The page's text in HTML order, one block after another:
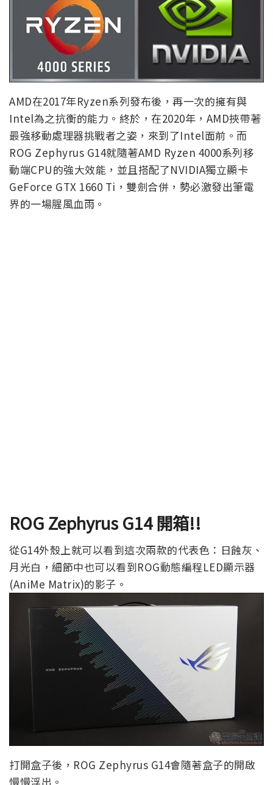
AMD在2017年Ryzen系列發布後，再一次的擁有與
Intel為之抗衡的能力。終於，在2020年，AMD挾帶著
最強移動處理器挑戰者之姿，來到了Intel面前。而
ROG Zephyrus G14就隨著AMD Ryzen 4000系列移
動端CPU的強大效能，並且搭配了NVIDIA獨立顯卡
GeForce GTX 1660 Ti，雙劍合併，勢必激發出筆電
界的一場腥風血雨。
ROG Zephyrus G14 開箱!!
從G14外殼上就可以看到這次兩款的代表色：日蝕灰、
月光白，細節中也可以看到ROG動態編程LED顯示器
(AniMe Matrix)的影子。
打開盒子後，ROG Zephyrus G14會隨著盒子的開啟
慢慢浮出。